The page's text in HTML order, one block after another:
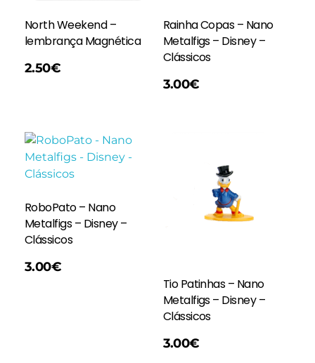
North Weekend –
lembrança Magnética
2.50€
Rainha Copas – Nano
Metalfigs – Disney –
Clássicos
3.00€
RoboPato – Nano
Metalfigs – Disney –
Clássicos
3.00€
Tio Patinhas – Nano
Metalfigs – Disney –
Clássicos
3.00€